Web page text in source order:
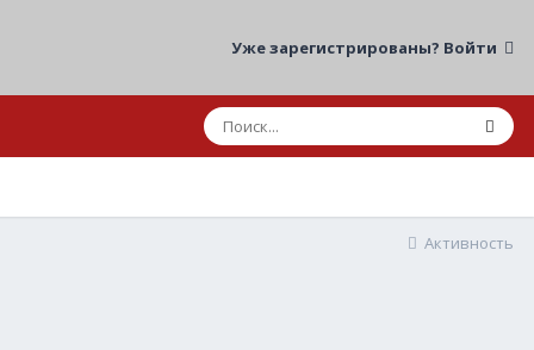
Уже зарегистрированы? Войти
Активность